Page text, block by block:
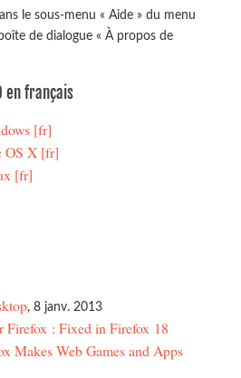
le sous-menu « Aide » du menu
de dialogue « À propos de
en français
[fr]
OS X [fr]
[fr]
, 8 janv. 2013
Firefox : Fixed in Firefox 18
Makes Web Games and Apps